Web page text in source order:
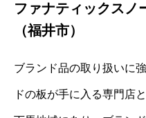
ファナティックスノ
（福井市）
ブランド品の取り扱いに
ドの板が手に入る専門店